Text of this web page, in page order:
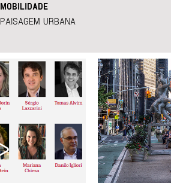
MOBILIDADE
PAISAGEM URBANA